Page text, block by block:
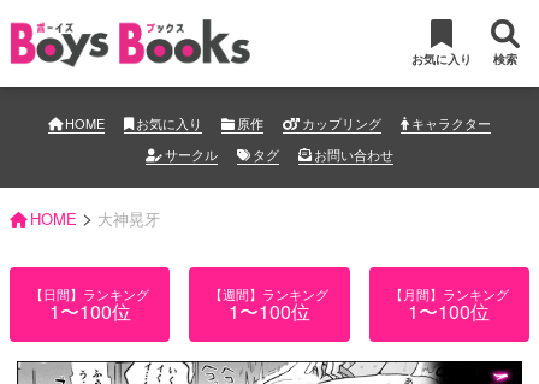
お気に入り 検索
HOME お気に入り 原作 カップリング
キャラクター
サークル
タグ お問い合わせ
HOME > 大神晃牙
【日間】ランキング
1〜100位
【週間】ランキング
1〜100位
【月間】ランキング
1〜100位